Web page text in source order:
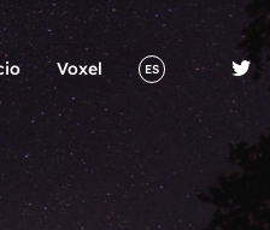
Voxel ES